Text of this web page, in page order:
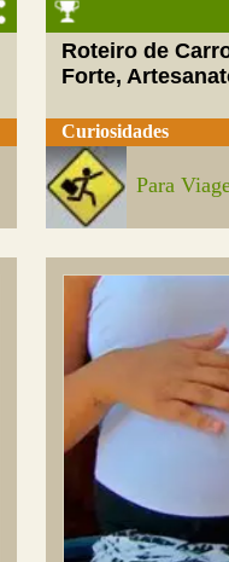
Roteiro de
Forte,
Curiosidades
Para